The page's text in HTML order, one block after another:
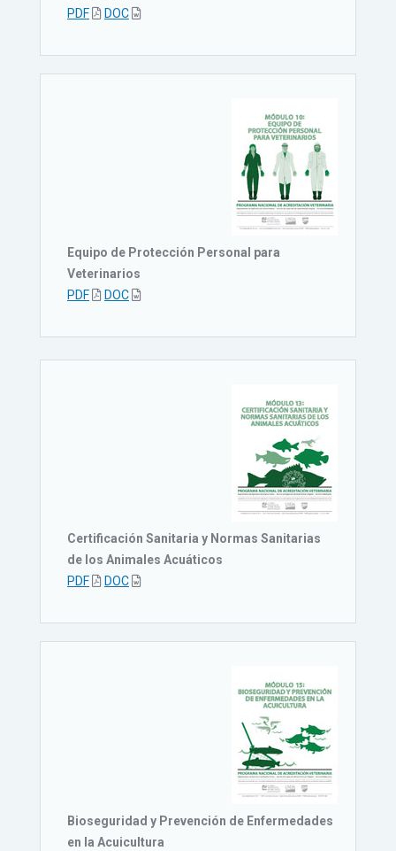
PDF
DOC
Equipo de Protección Personal para
Veterinarios
PDF
DOC
Certificación Sanitaria y Normas Sanitarias
de los Animales Acuáticos
PDF
DOC
Bioseguridad y Prevención de Enfermedades
en la Acuicultura